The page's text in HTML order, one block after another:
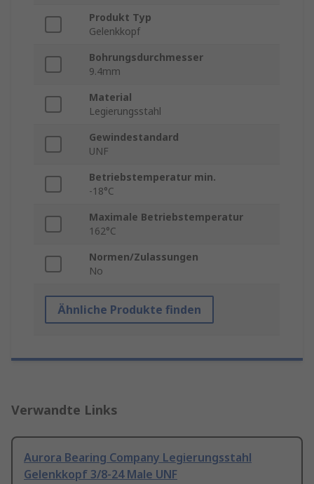
Produkt Typ
Gelenkkopf
Bohrungsdurchmesser
9.4mm
Material
Legierungsstahl
Gewindestandard
UNF
Betriebstemperatur min.
-18°C
Maximale Betriebstemperatur
162°C
Normen/Zulassungen
No
Ähnliche Produkte finden
Verwandte Links
Aurora Bearing Company Legierungsstahl
Gelenkkopf 3/8-24 Male UNF